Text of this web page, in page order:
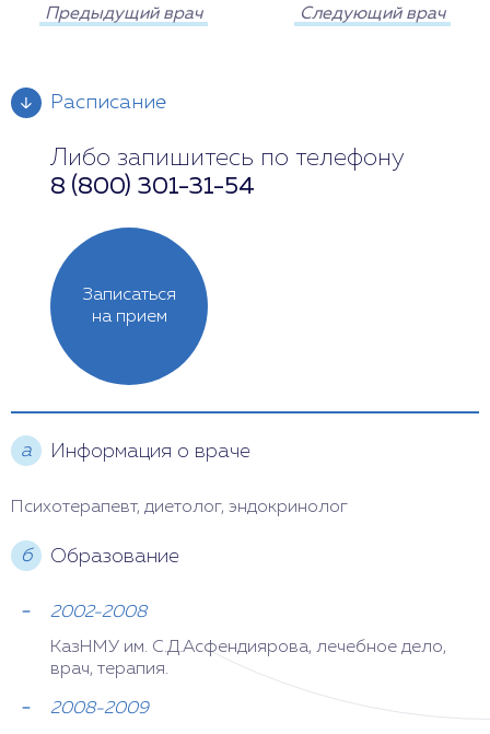
Следующий врач
Предыдущий врач
Расписание
Понедельник 12:00 - 19:00
Среда
Пятница
Воскресенье
Записаться
на прием
Либо запишитесь по телефону
8 (800) 301-31-54
а Информация о враче
Психотерапевт, диетолог, эндокринолог
б Образование
2002-2008
КазНМУ им. С.Д.Асфендиярова, лечебное дело,
врач, терапия.
2008-2009